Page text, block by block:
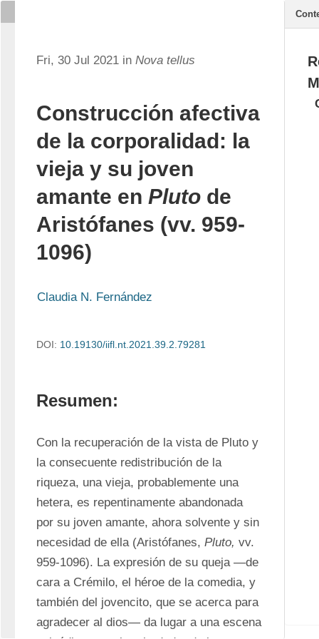
Fri, 30 Jul 2021 in Nova tellus
Construcción afectiva
de la corporalidad: la
vieja y su joven
amante en Pluto de
Aristófanes (vv. 959-
1096)
Claudia N. Fernández
DOI: 10.19130/iifl.nt.2021.39.2.79281
Resumen:
Con la recuperación de la vista de Pluto y
la consecuente redistribución de la
riqueza, una vieja, probablemente una
hetera, es repentinamente abandonada
por su joven amante, ahora solvente y sin
necesidad de ella (Aristófanes, Pluto, vv.
959-1096). La expresión de su queja —de
cara a Crémilo, el héroe de la comedia, y
también del jovencito, que se acerca para
agradecer al dios— da lugar a una escena